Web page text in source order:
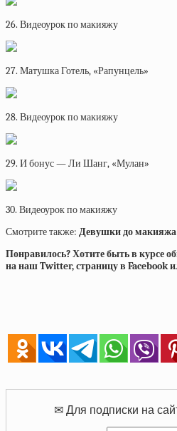
26. Видеоурок по макияжу
27. Матушка Готель, «Рапунцель»
28. Видеоурок по макияжу
29. И бонус — Ли Шанг, «Мулан»
30. Видеоурок по макияжу
Смотрите также: Девушки до макияжа
Понравилось? Хотите быть в курсе
на наш Twitter, страницу в Facebook
✉ Для подписки на